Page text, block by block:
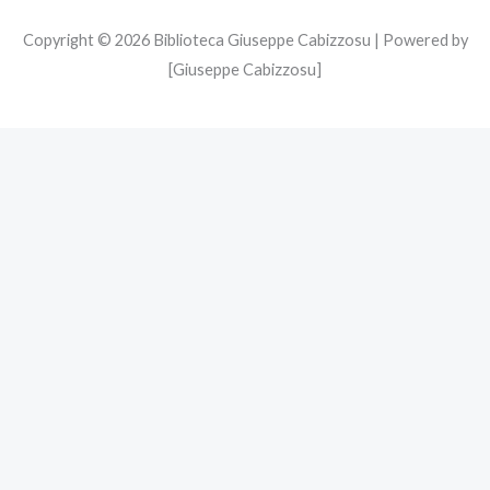
Copyright © 2026 Biblioteca Giuseppe Cabizzosu | Powered by
[Giuseppe Cabizzosu]